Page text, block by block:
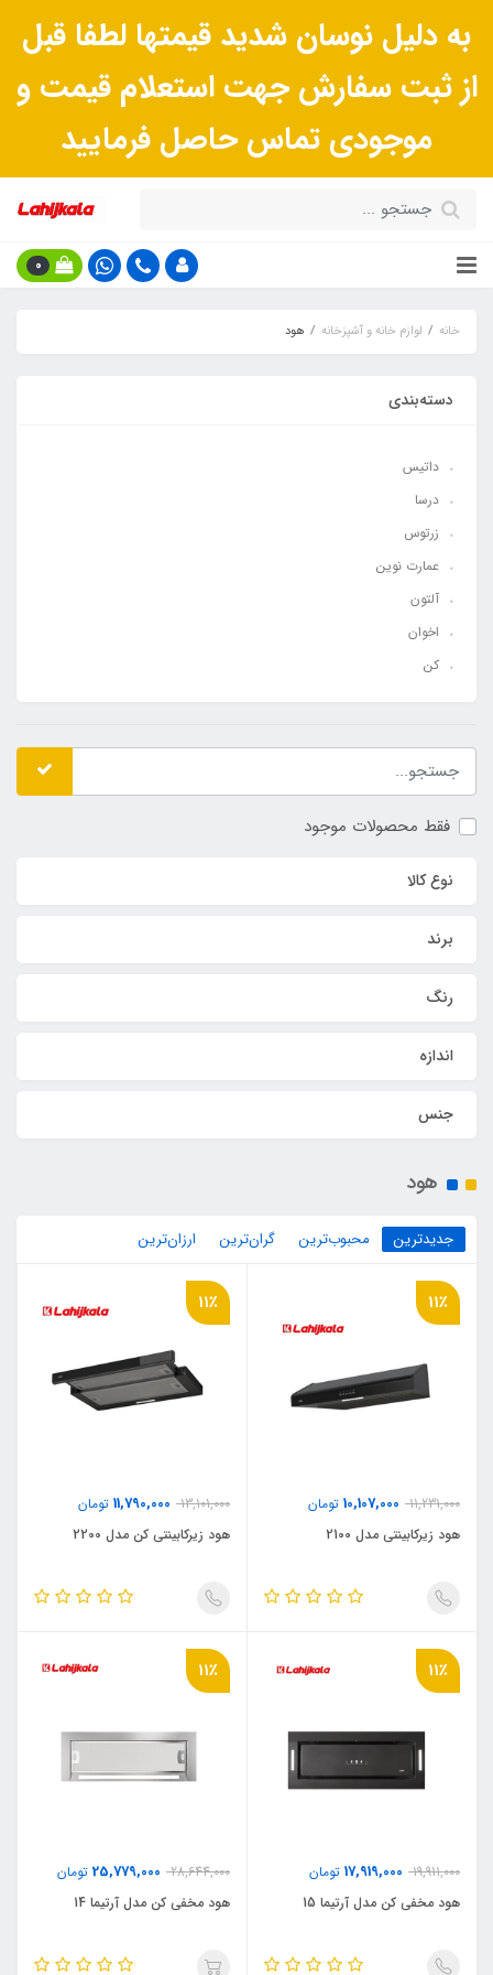
به دلیل نوسان شدید قیمتها لطفا قبل
از ثبت سفارش جهت استعلام قیمت و
موجودی تماس حاصل فرمایید
0
خانه لوازم خانه و آشپزخانه هود
دسته‌بندی
داتیس
درسا
زرتوس
عمارت نوین
آلتون
اخوان
کن
فقط محصولات موجود
نوع کالا
برند
رنگ
اندازه
جنس
هود
جدیدترین محبوب‌ترین گران‌ترین ارزان‌ترین
11٪
11,231,000
10,107,000 تومان
هود زیرکابینتی مدل 2100
11٪
13,101,000
11,790,000 تومان
هود زیرکابینتی کن مدل 2200
11٪
19,911,000
17,919,000 تومان
هود مخفی کن مدل آرتیما 15
11٪
28,644,000
25,779,000 تومان
هود مخفی کن مدل آرتیما 14